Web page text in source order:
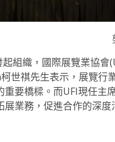
起組織，國際展覽業協
世祺先生表示，展覽行
重要橋樑。而UFI現任主
業務，促進合作的深度